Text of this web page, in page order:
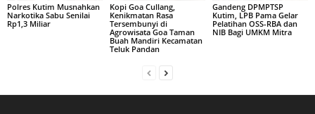
Polres Kutim Musnahkan
Narkotika Sabu Senilai
Rp1,3 Miliar
Kopi Goa Cullang,
Kenikmatan Rasa
Tersembunyi di
Agrowisata Goa Taman
Buah Mandiri Kecamatan
Teluk Pandan
Gandeng DPMPTSP
Kutim, LPB Pama Gelar
Pelatihan OSS-RBA dan
NIB Bagi UMKM Mitra